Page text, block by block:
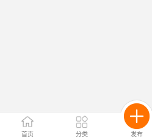
首页 分类 发布